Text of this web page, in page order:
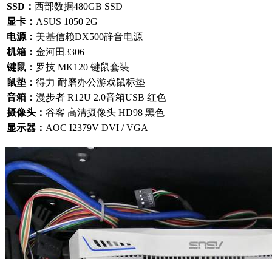
SSD： 西部数据480GB SSD
显卡： ASUS 1050 2G
电源： 美基信赖DX500静音电源
机箱： 金河田3306
键鼠： 罗技 MK120 键鼠套装
鼠垫： 得力 耐磨办公游戏鼠标垫
音箱： 漫步者 R12U 2.0音箱USB 红色
摄像头： 谷客 高清摄像头 HD98 黑色
显示器： AOC I2379V DVI / VGA